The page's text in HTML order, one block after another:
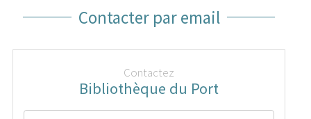
Contacter par email
Contactez
Bibliothèque du Port